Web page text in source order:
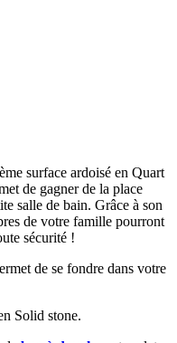
surface ardoisé en Quart
de gagner de la place
salle de bain. Grâce à son
de votre famille pourront
sécurité !
de se fondre dans votre
Solid stone.